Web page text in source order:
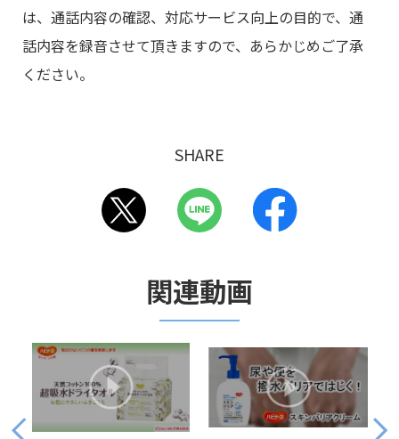
は、通話内容の確認、対応サービス向上の目的で、通
話内容を録音させて頂きますので、あらかじめご了承
ください。
SHARE
関連動画